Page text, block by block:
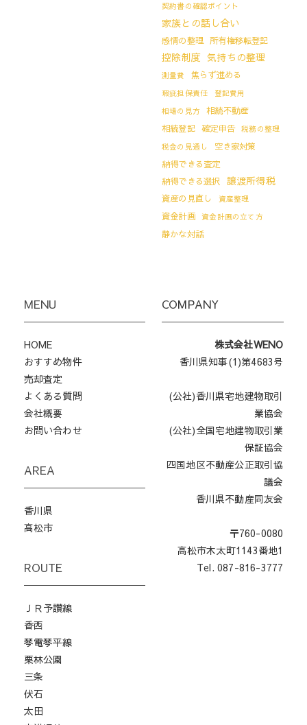
契約書の確認ポイント
家族との話し合い
感情の整理 所有権移転登記
控除制度 気持ちの整理
測量費 焦らず進める
瑕疵担保責任
登記費用
相場の見方
相続不動産
相続登記 確定申告
税務の整理
税金の見通し
空き家対策
納得できる査定
納得できる選択
譲渡所得税
資産の見直し 資産整理
資金計画 資金計画の立て方
静かな対話
MENU
HOME
おすすめ物件
売却査定
よくある質問
会社概要
お問い合わせ
AREA
香川県
高松市
ROUTE
ＪＲ予讃線
香西
琴電琴平線
栗林公園
三条
伏石
太田
COMPANY
株式会社WENO
香川県知事(1)第4683号
(公社)香川県宅地建物取引
業協会
(公社)全国宅地建物取引業
保証協会
四国地区不動産公正取引協
議会
香川県不動産同友会
〒760-0080
高松市木太町1143番地1
Tel. 087-816-3777